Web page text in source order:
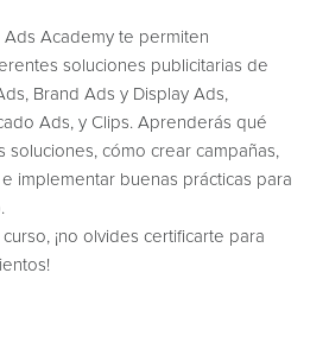
Academy te permiten
soluciones publicitarias de
Brand Ads y Display Ads,
Ads, y Clips. Aprenderás qué
soluciones, cómo crear campañas,
implementar buenas prácticas para
¡no olvides certificarte para